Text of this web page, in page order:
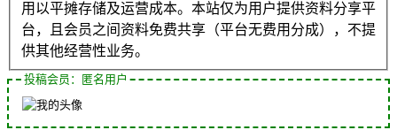
用以平摊存储及运营成本。本站仅为用户提供资料分享平
台，且会员之间资料免费共享（平台无费用分成），不提
供其他经营性业务。
投稿会员：匿名用户